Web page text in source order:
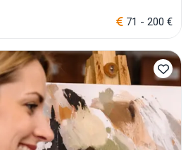
71 - 200 €